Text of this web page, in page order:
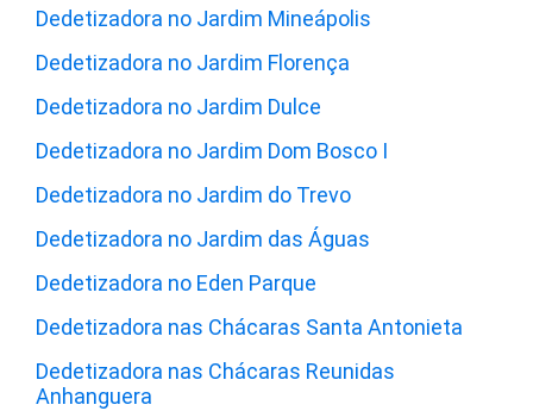
Dedetizadora no Jardim Mineápolis
Dedetizadora no Jardim Florença
Dedetizadora no Jardim Dulce
Dedetizadora no Jardim Dom Bosco I
Dedetizadora no Jardim do Trevo
Dedetizadora no Jardim das Águas
Dedetizadora no Eden Parque
Dedetizadora nas Chácaras Santa Antonieta
Dedetizadora nas Chácaras Reunidas
Anhanguera